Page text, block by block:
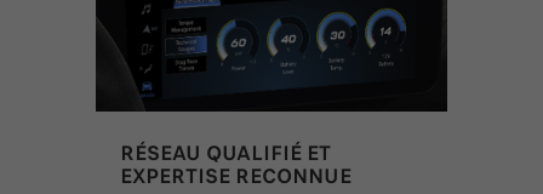
RÉSEAU QUALIFIÉ ET
EXPERTISE RECONNUE